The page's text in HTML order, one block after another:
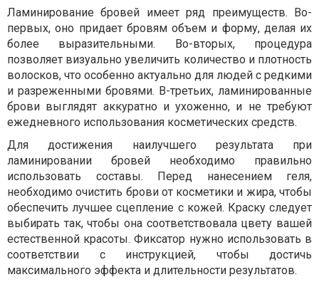
Ламинирование бровей имеет ряд преимуществ. Во-
первых, оно придает бровям объем и форму, делая их
более выразительными. Во-вторых, процедура
позволяет визуально увеличить количество и плотность
волосков, что особенно актуально для людей с редкими
и разреженными бровями. В-третьих, ламинированные
брови выглядят аккуратно и ухоженно, и не требуют
ежедневного использования косметических средств.
Для достижения наилучшего результата при
ламинировании бровей необходимо правильно
использовать составы. Перед нанесением геля,
необходимо очистить брови от косметики и жира, чтобы
обеспечить лучшее сцепление с кожей. Краску следует
выбирать так, чтобы она соответствовала цвету вашей
естественной красоты. Фиксатор нужно использовать в
соответствии с инструкцией, чтобы достичь
максимального эффекта и длительности результатов.